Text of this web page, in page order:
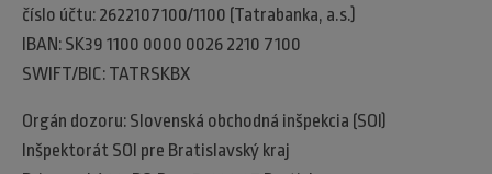
číslo účtu: 2622107100/1100 (Tatrabanka, a.s.)
IBAN: SK39 1100 0000 0026 2210 7100
SWIFT/BIC: TATRSKBX
Orgán dozoru: Slovenská obchodná inšpekcia (SOI)​
Inšpektorát SOI pre Bratislavský kraj​